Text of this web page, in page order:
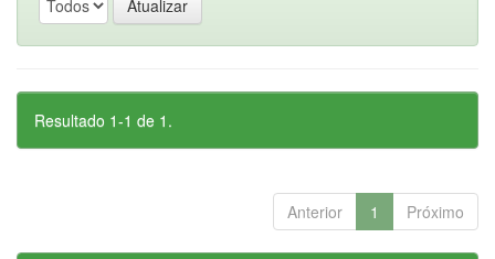
Resultado 1-1 de 1.
Anterior 1 Próximo